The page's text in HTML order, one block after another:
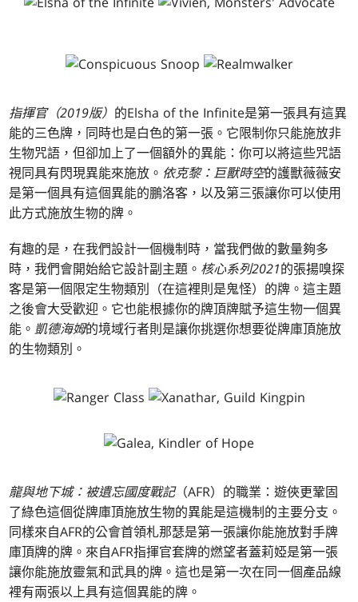
指揮官（2019版） 的Elsha of the Infinite是第一張具有這異
能的三色牌，同時也是白色的第一張。它限制你只能施放非
生物咒語，但卻加上了一個額外的異能：你可以將這些咒語
視同具有閃現異能來施放。 依克黎：巨獸時空的護獸薇薇安
是第一個具有這個異能的鵬洛客，以及第三張讓你可以使用
此方式施放生物的牌。
有趣的是，在我們設計一個機制時，當我們做的數量夠多
時，我們會開始給它設計副主題。 核心系列2021的張揚嗅探
客是第一個限定生物類別（在這裡則是鬼怪）的牌。這主題
之後會大受歡迎。它也能根據你的牌頂牌賦予這生物一個異
能。凱德海姆的境域行者則是讓你挑選你想要從牌庫頂施放
的生物類別。
龍與地下城：被遺忘國度戰記（AFR）的職業：遊俠更鞏固
了綠色這個從牌庫頂施放生物的異能是這機制的主要分支。
同樣來自AFR的公會首領札那瑟是第一張讓你能施放對手牌
庫頂牌的牌。來自AFR指揮官套牌的燃望者蓋莉婭是第一張
讓你能施放靈氣和武具的牌。這也是第一次在同一個產品線
裡有兩張以上具有這個異能的牌。